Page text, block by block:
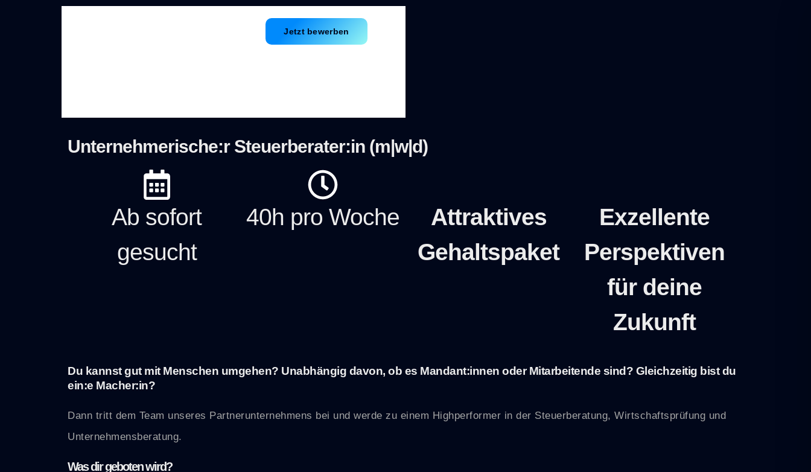
Jetzt bewerben
Unternehmerische:r Steuerberater:in (m|w|d)
Ab sofort
gesucht
40h pro Woche
Attraktives
Gehaltspaket
Exzellente
Perspektiven
für deine
Zukunft
Du kannst gut mit Menschen umgehen? Unabhängig davon, ob es Mandant:innen oder Mitarbeitende sind? Gleichzeitig bist du
ein:e Macher:in?
Dann tritt dem Team unseres Partnerunternehmens bei und werde zu einem Highperformer in der Steuerberatung, Wirtschaftsprüfung und
Unternehmensberatung.
Was dir geboten wird?